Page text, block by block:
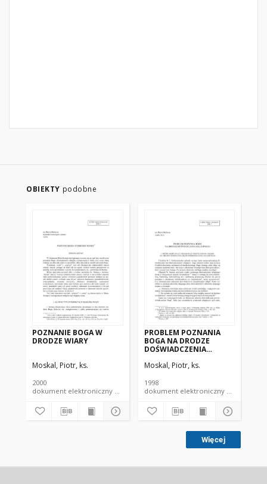
OBIEKTY podobne
POZNANIE BOGA W
DRODZE WIARY
Moskal, Piotr, ks.
2000
dokument elektroniczny czasopismo
PROBLEM POZNANIA
BOGA NA DRODZE
DOŚWIADCZENIA
Moskal, Piotr, ks.
1998
dokument elektroniczny czasopismo
Więcej